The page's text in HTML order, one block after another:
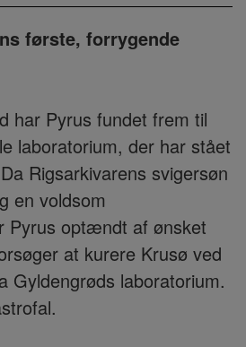
første, forrygende
har Pyrus fundet frem til
laboratorium, der har stået
Rigsarkivarens svigersøn
en voldsom
Pyrus optændt af ønsket
at kurere Krusø ved
Gyldengrøds laboratorium.